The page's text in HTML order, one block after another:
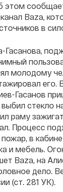
этом
Baza,
в
Гасанова,
молодому
его.
Гасанов
выбил стекло
раму
Процесс
в
и мебель.
Baza, на
дело.
(ст. 281 УК).